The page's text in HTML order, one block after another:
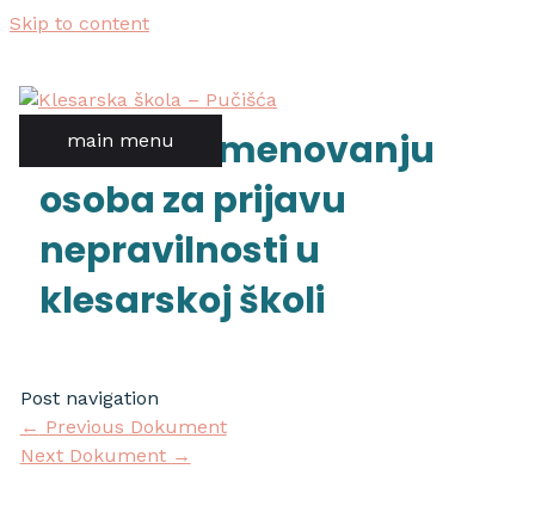
Skip to content
main menu
odluka o imenovanju
osoba za prijavu
nepravilnosti u
klesarskoj školi
Post navigation
← Previous Dokument
Next Dokument →